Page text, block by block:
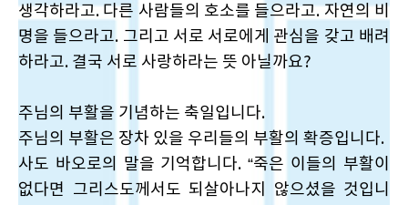
생각하라고. 다른 사람들의 호소를 들으라고. 자연의 비
명을 들으라고. 그리고 서로 서로에게 관심을 갖고 배려
하라고. 결국 서로 사랑하라는 뜻 아닐까요?
주님의 부활을 기념하는 축일입니다.
주님의 부활은 장차 있을 우리들의 부활의 확증입니다.
사도 바오로의 말을 기억합니다. “죽은 이들의 부활이
없다면 그리스도께서도 되살아나지 않으셨을 것입니